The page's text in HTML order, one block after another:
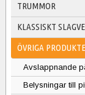
TRUMMOR
KLASSISKT
ÖVRIGA
Avslappnande
Belysningar till